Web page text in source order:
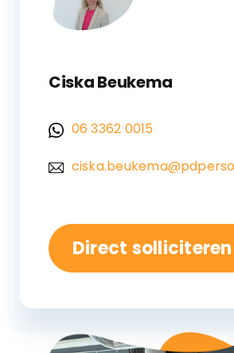
Ciska Beukema
06 3362 0015
Direct solliciteren